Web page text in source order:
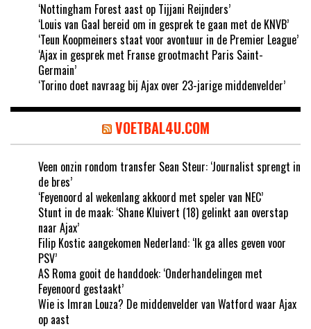
‘Nottingham Forest aast op Tijjani Reijnders’
‘Louis van Gaal bereid om in gesprek te gaan met de KNVB’
‘Teun Koopmeiners staat voor avontuur in de Premier League’
‘Ajax in gesprek met Franse grootmacht Paris Saint-
Germain’
‘Torino doet navraag bij Ajax over 23-jarige middenvelder’
VOETBAL4U.COM
Veen onzin rondom transfer Sean Steur: ‘Journalist sprengt in
de bres’
‘Feyenoord al wekenlang akkoord met speler van NEC’
Stunt in de maak: ‘Shane Kluivert (18) gelinkt aan overstap
naar Ajax’
Filip Kostic aangekomen Nederland: ‘Ik ga alles geven voor
PSV’
AS Roma gooit de handdoek: ‘Onderhandelingen met
Feyenoord gestaakt’
Wie is Imran Louza? De middenvelder van Watford waar Ajax
op aast